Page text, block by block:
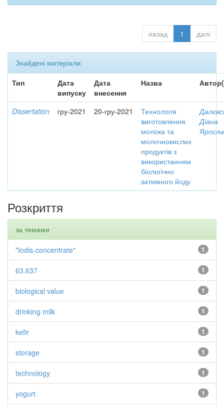
назад 1 далі
Знайдені матеріали:
Тип
Дата
випуску
Дата
внесення
Назва
Dissertation гру-2021 20-гру-2021
Технологія
виготовлення
молока та
молочнокислих
продуктів з
використанням
біологічно
активного йоду
Діана
Розкриття
за темами
1
"Iodis-concentrate"
1
63.637
1
biological value
1
drinking milk
1
kefir
1
storage
1
technology
1
yogurt